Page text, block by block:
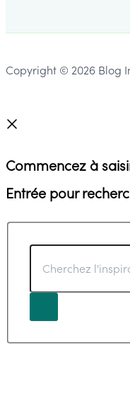
Copyright © 2026 Blog
Commencez à
Entrée pour
Cherchez
l'inspiration